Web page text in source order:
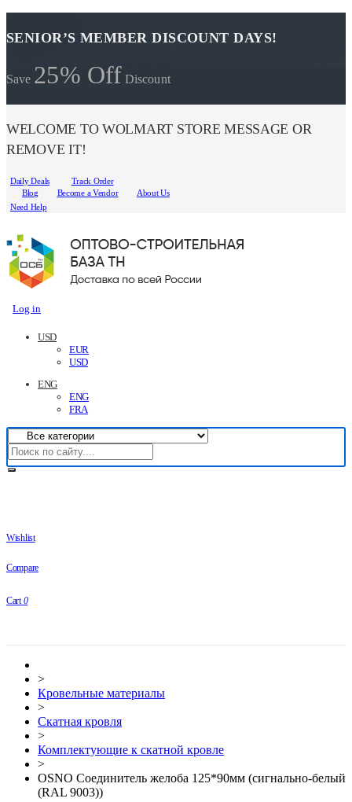
SENIOR’S MEMBER DISCOUNT DAYS!
Save 25% Off Discount
WELCOME TO WOLMART STORE MESSAGE OR
REMOVE IT!
Daily Deals
Track Order
Blog
Become a Vendor
About Us
Need Help
Log in
USD
EUR
USD
ENG
ENG
FRA
Wishlist
Compare
Cart 0
>
Кровельные материалы
>
Скатная кровля
>
Комплектующие к скатной кровле
>
OSNO Соединитель желоба 125*90мм (сигнально-белый
(RAL 9003))